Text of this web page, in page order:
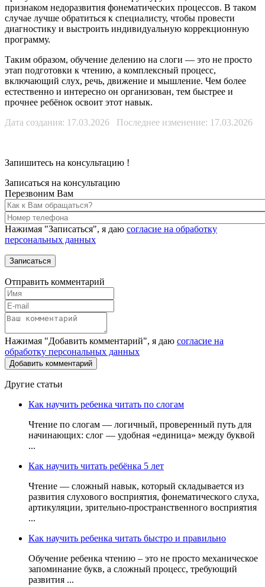
признаком недоразвития фонематических процессов. В таком
случае лучше обратиться к специалисту, чтобы провести
диагностику и выстроить индивидуальную коррекционную
программу.
Таким образом, обучение делению на слоги — это не просто
этап подготовки к чтению, а комплексный процесс,
включающий слух, речь, движение и мышление. Чем более
естественно и интересно он организован, тем быстрее и
прочнее ребёнок освоит этот навык.
Дата создания: 17.03.2026 Последнее изменение: 17.03.2026
Запишитесь на консультацию !
Записаться на консультацию
Перезвоним Вам
Нажимая "Записаться", я даю согласие на обработку
персональных данных
Отправить комментарий
Нажимая "Добавить комментарий", я даю согласие на
обработку персональных данных
Другие статьи
Как научить ребенка читать по слогам
Чтение по слогам — логичный, проверенный путь для
начинающих: слог — удобная «единица» между буквой
...
Как научить читать ребёнка 5 лет
Чтение — сложный навык, который складывается из
развития слухового восприятия, фонематического слуха,
артикуляции, зрительно-пространственного восприятия
...
Как научить ребенка читать быстро и правильно
Обучение ребенка чтению – это не просто механическое
запоминание букв, а сложный процесс, требующий
развития ...